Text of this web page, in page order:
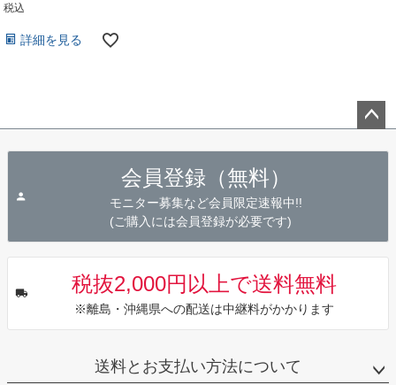
税込
詳細を見る
会員登録（無料）
モニター募集など会員限定速報中!!
(ご購入には会員登録が必要です)
税抜2,000円以上で送料無料
※離島・沖縄県への配送は中継料がかかります
送料とお支払い方法について